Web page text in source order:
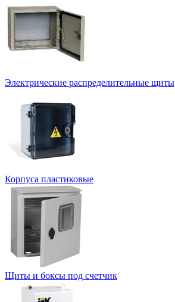
Электрические распределительные щиты
Корпуса пластиковые
Щиты и боксы под счетчик